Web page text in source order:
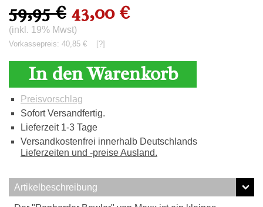
59,95 € 43,00 €
(inkl. 19% Mwst)
Vorkassepreis: 40,85 € [?]
In den Warenkorb
Preisvorschlag
Sofort Versandfertig.
Lieferzeit 1-3 Tage
Versandkostenfrei innerhalb Deutschlands
Lieferzeiten und -preise Ausland.
Artikelbeschreibung